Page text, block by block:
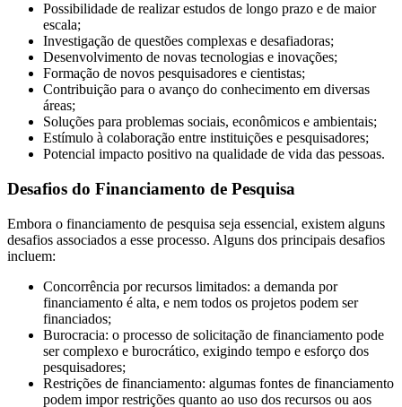
Possibilidade de realizar estudos de longo prazo e de maior
escala;
Investigação de questões complexas e desafiadoras;
Desenvolvimento de novas tecnologias e inovações;
Formação de novos pesquisadores e cientistas;
Contribuição para o avanço do conhecimento em diversas
áreas;
Soluções para problemas sociais, econômicos e ambientais;
Estímulo à colaboração entre instituições e pesquisadores;
Potencial impacto positivo na qualidade de vida das pessoas.
Desafios do Financiamento de Pesquisa
Embora o financiamento de pesquisa seja essencial, existem alguns
desafios associados a esse processo. Alguns dos principais desafios
incluem:
Concorrência por recursos limitados: a demanda por
financiamento é alta, e nem todos os projetos podem ser
financiados;
Burocracia: o processo de solicitação de financiamento pode
ser complexo e burocrático, exigindo tempo e esforço dos
pesquisadores;
Restrições de financiamento: algumas fontes de financiamento
podem impor restrições quanto ao uso dos recursos ou aos